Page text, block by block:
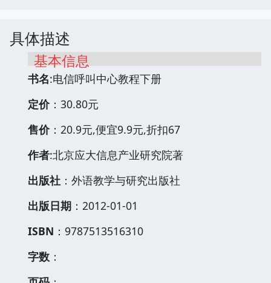
具体描述
基本信息
书名:电信呼叫中心教程下册
定价：30.80元
售价：20.9元,便宜9.9元,折扣67
作者:北京应大信息产业研究院著
出版社 ：外语教学与研究出版社
出版日期 ：2012-01-01
ISBN ：9787513516310
字数 ：